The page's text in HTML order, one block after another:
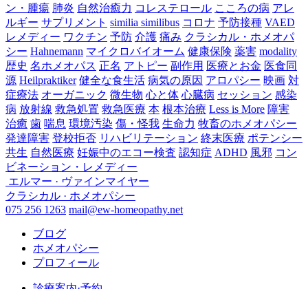
ン・腫瘍 肺炎 自然治癒力 コレステロール こころの病 アレ
ルギー サプリメント similia similibus コロナ 予防接種 VAED
レメディー ワクチン 予防 介護 痛み クラシカル・ホメオパ
シー Hahnemann マイクロバイオーム 健康保険 薬害 modality
歴史 名ホメオパス 正名 アトピー 副作用 医療とお金 医食同
源 Heilpraktiker 健全な食生活 病気の原因 アロパシー 映画 対
症療法 オーガニック 微生物 心と体 心臓病 セッション 感染
病 放射線 救急処置 救急医療 本 根本治療 Less is More 障害
治癒 歯 喘息 環境汚染 傷・怪我 生命力 牧畜のホメオパシー
発達障害 登校拒否 リハビリテーション 終末医療 ポテンシー
共生 自然医療 妊娠中のエコー検査 認知症 ADHD 風邪 コン
ビネーション・レメディー
エルマー · ヴァインマイヤー
クラシカル · ホメオパシー
075 256 1263 mail@ew-homeopathy.net
ブログ
ホメオパシー
プロフィール